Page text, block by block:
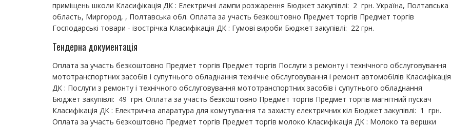
приміщень школи Класифікація ДК : Електричні лампи розжарення Бюджет закупівлі: 2 грн. Україна, Полтавська
область, Миргород, , Полтавська обл. Оплата за участь безкоштовно Предмет торгів Предмет торгів
Господарські товари - ізострічка Класифікація ДК : Гумові вироби Бюджет закупівлі: 22 грн.
Тендерна документація
Оплата за участь безкоштовно Предмет торгів Предмет торгів Послуги з ремонту і технічного обслуговування
мототранспортних засобів і супутнього обладнання технічне обслуговування і ремонт автомобілів Класифікація
ДК : Послуги з ремонту і технічного обслуговування мототранспортних засобів і супутнього обладнання
Бюджет закупівлі: 49 грн. Оплата за участь безкоштовно Предмет торгів Предмет торгів магнітний пускач
Класифікація ДК : Електрична апаратура для комутування та захисту електричних кіл Бюджет закупівлі: 1 грн.
Оплата за участь безкоштовно Предмет торгів Предмет торгів молоко Класифікація ДК : Молоко та вершки